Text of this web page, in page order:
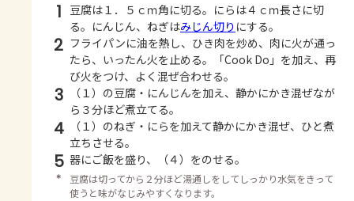
1 豆腐は１．５ｃｍ角に切る。にらは４ｃｍ長さに切
る。にんじん、ねぎはみじん切り にする。
2 フライパンに油を熱し、ひき肉を炒め、肉に火が通っ
たら、いったん火を止める。「Cook Do」を加え、再
び火をつけ、よく混ぜ合わせる。
3
（１）の豆腐・にんじんを加え、静かにかき混ぜなが
ら３分ほど煮立てる。
4
（１）のねぎ・にらを加えて静かにかき混ぜ、ひと煮
立ちさせる。
5 器にご飯を盛り、（４）をのせる。
＊
豆腐は切ってから２分ほど湯通しをしてしっかり水気をきって
使うと味がなじみやすくなります。